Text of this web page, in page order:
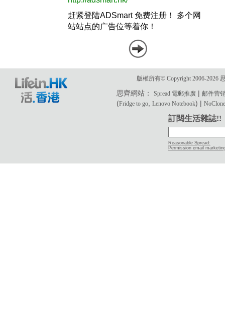
版權所有© Copyright 2006-2026
思齊網站：Spread 電郵推廣 |邮件营
(Fridge to go ,Lenovo Notebook) |